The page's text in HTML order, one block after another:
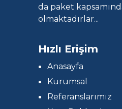
da paket
olmaktadırlar...
Hızlı Erişim
Anasayfa
Kurumsal
Referanslarımız